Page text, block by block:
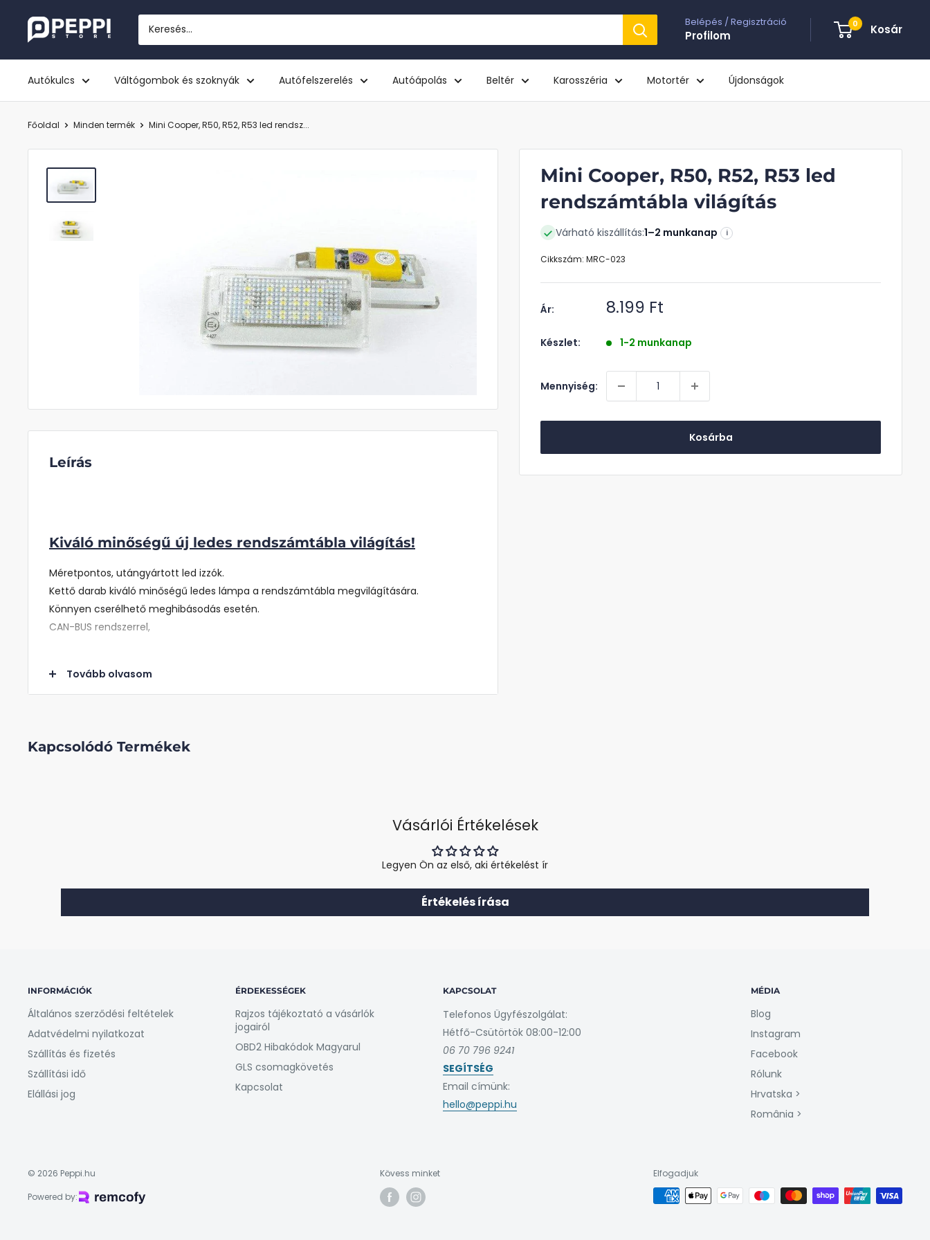
Peppi.hu
Belépés / Regisztráció
Profilom
0 Kosár
Autókulcs Váltógombok és szoknyák Autófelszerelés Autóápolás Beltér Karosszéria Motortér Újdonságok
Főoldal Minden termék Mini Cooper, R50, R52, R53 led rendsz...
Mini Cooper, R50, R52, R53 led
rendszámtábla világítás
Várható kiszállítás:1–2 munkanap i
Cikkszám:MRC-023
Ár: Akciós
8.199 Ft
Készlet: 1-2 munkanap
Mennyiség:
Kosárba
Leírás
Kiváló minőségű új ledes rendszámtábla világítás!
Méretpontos, utángyártott led izzók.
Kettő darab kiváló minőségű ledes lámpa a rendszámtábla megvilágítására.
Könnyen cserélhető meghibásodás esetén.
CAN-BUS rendszerrel,
-Mini Cooper R50
Tovább olvasom
Kapcsolódó Termékek
Vásárlói Értékelések
Legyen Ön az első, aki értékelést ír
Értékelés írása
INFORMÁCIÓK
Általános szerződési feltételek
Adatvédelmi nyilatkozat
Szállítás és fizetés
Szállítási idő
Elállási jog
ÉRDEKESSÉGEK
Rajzos tájékoztató a vásárlók
jogairól
OBD2 Hibakódok Magyarul
GLS csomagkövetés
Kapcsolat
KAPCSOLAT
Telefonos Ügyfészolgálat:
Hétfő-Csütörtök 08:00-12:00
06 70 796 9241
SEGÍTSÉG
Email címünk:
hello@peppi.hu
MÉDIA
Blog
Instagram
Facebook
Rólunk
Hrvatska >
România >
© 2026 Peppi.hu
Powered by:
Kövess minket Elfogadjuk